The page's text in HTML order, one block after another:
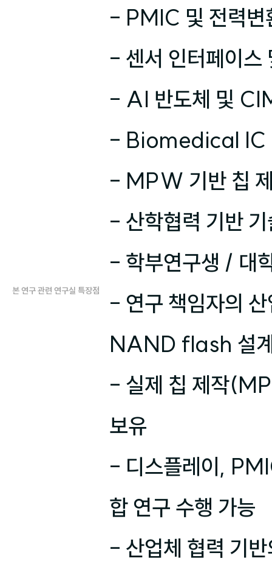
- PMIC 및 전력변
- 센서 인터페이
- AI 반도체 및
- Biomedical IC
- MPW 기반 칩
- 산학협력 기반
- 학부연구생 / 대
본 연구 관련 연구실 특장점
- 연구 책임자의
NAND flash 설
- 실제 칩 제작
보유
- 디스플레이,
합 연구 수행 가능
- 산업체 협력 기